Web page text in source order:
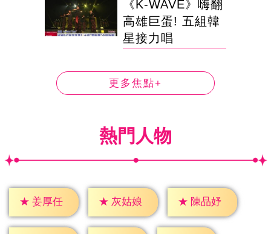
《K-WAVE》嗨翻
高雄巨蛋! 五組韓
星接力唱
更多焦點+
熱門人物
★ 姜厚任 ★ 灰姑娘 ★ 陳品妤